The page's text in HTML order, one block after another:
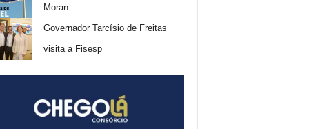
Moran
Governador Tarcísio de Freitas
visita a Fisesp